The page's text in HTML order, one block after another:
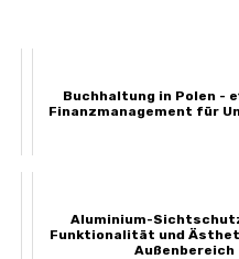
Buchhaltung in Polen -
Finanzmanagement für
Aluminium-
Funktionalität und
Außenbereich